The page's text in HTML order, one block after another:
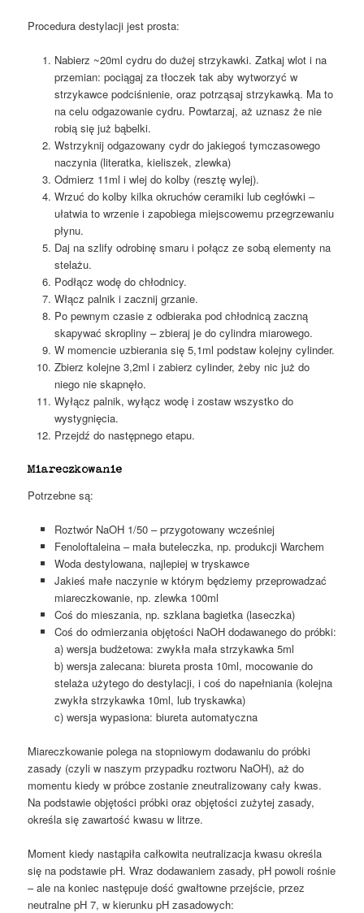
Procedura destylacji jest prosta:
Nabierz ~20ml cydru do dużej strzykawki. Zatkaj wlot i na
przemian: pociągaj za tłoczek tak aby wytworzyć w
strzykawce podciśnienie, oraz potrząsaj strzykawką. Ma to
na celu odgazowanie cydru. Powtarzaj, aż uznasz że nie
robią się już bąbelki.
Wstrzyknij odgazowany cydr do jakiegoś tymczasowego
naczynia (literatka, kieliszek, zlewka)
Odmierz 11ml i wlej do kolby (resztę wylej).
Wrzuć do kolby kilka okruchów ceramiki lub cegłówki –
ułatwia to wrzenie i zapobiega miejscowemu przegrzewaniu
płynu.
Daj na szlify odrobinę smaru i połącz ze sobą elementy na
stelażu.
Podłącz wodę do chłodnicy.
Włącz palnik i zacznij grzanie.
Po pewnym czasie z odbieraka pod chłodnicą zaczną
skapywać skropliny – zbieraj je do cylindra miarowego.
W momencie uzbierania się 5,1ml podstaw kolejny cylinder.
Zbierz kolejne 3,2ml i zabierz cylinder, żeby nic już do
niego nie skapnęło.
Wyłącz palnik, wyłącz wodę i zostaw wszystko do
wystygnięcia.
Przejdź do następnego etapu.
Miareczkowanie
Potrzebne są:
Roztwór NaOH 1/50 – przygotowany wcześniej
Fenoloftaleina – mała buteleczka, np. produkcji Warchem
Woda destylowana, najlepiej w tryskawce
Jakieś małe naczynie w którym będziemy przeprowadzać
miareczkowanie, np. zlewka 100ml
Coś do mieszania, np. szklana bagietka (laseczka)
Coś do odmierzania objętości NaOH dodawanego do próbki:
a) wersja budżetowa: zwykła mała strzykawka 5ml
b) wersja zalecana: biureta prosta 10ml, mocowanie do
stelaża użytego do destylacji, i coś do napełniania (kolejna
zwykła strzykawka 10ml, lub tryskawka)
c) wersja wypasiona: biureta automatyczna
Miareczkowanie polega na stopniowym dodawaniu do próbki
zasady (czyli w naszym przypadku roztworu NaOH), aż do
momentu kiedy w próbce zostanie zneutralizowany cały kwas.
Na podstawie objętości próbki oraz objętości zużytej zasady,
określa się zawartość kwasu w litrze.
Moment kiedy nastąpiła całkowita neutralizacja kwasu określa
się na podstawie pH. Wraz dodawaniem zasady, pH powoli rośnie
– ale na koniec następuje dość gwałtowne przejście, przez
neutralne pH 7, w kierunku pH zasadowych: